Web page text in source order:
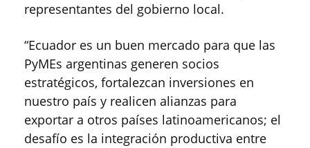
representantes del gobierno local.
“Ecuador es un buen mercado para que las
PyMEs argentinas generen socios
estratégicos, fortalezcan inversiones en
nuestro país y realicen alianzas para
exportar a otros países latinoamericanos; el
desafío es la integración productiva entre